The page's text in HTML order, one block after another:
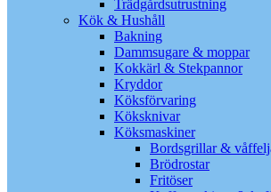
Trädgårdsutrustning
Kök & Hushåll
Bakning
Dammsugare & moppar
Kokkärl & Stekpannor
Kryddor
Köksförvaring
Köksknivar
Köksmaskiner
Bordsgrillar &
Brödrostar
Fritöser